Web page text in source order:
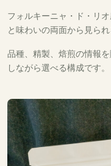
フォルキーニャ・ド・リ
と味わいの両面から見られ
品種、精製、焙煎の情報
しながら選べる構成です。